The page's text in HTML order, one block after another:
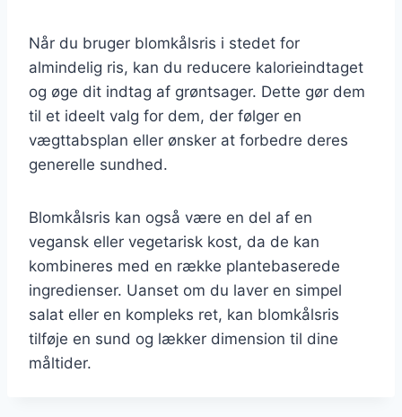
Når du bruger blomkålsris i stedet for
almindelig ris, kan du reducere kalorieindtaget
og øge dit indtag af grøntsager. Dette gør dem
til et ideelt valg for dem, der følger en
vægttabsplan eller ønsker at forbedre deres
generelle sundhed.
Blomkålsris kan også være en del af en
vegansk eller vegetarisk kost, da de kan
kombineres med en række plantebaserede
ingredienser. Uanset om du laver en simpel
salat eller en kompleks ret, kan blomkålsris
tilføje en sund og lækker dimension til dine
måltider.